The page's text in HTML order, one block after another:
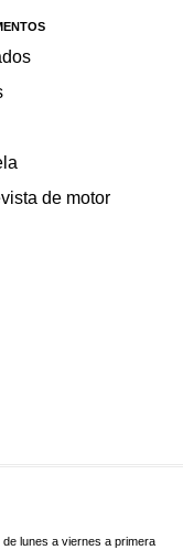
de motor
lunes a viernes a primera